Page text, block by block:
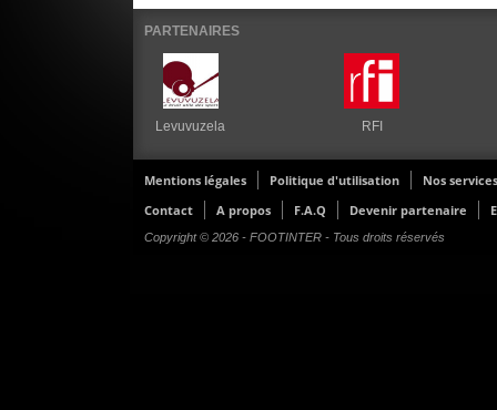
PARTENAIRES
Levuvuzela RFI
Mentions légales Politique d'utilisation
Nos services
Contact
A propos F.A.Q Devenir partenaire
Copyright © 2026 - FOOTINTER - Tous droits réservés